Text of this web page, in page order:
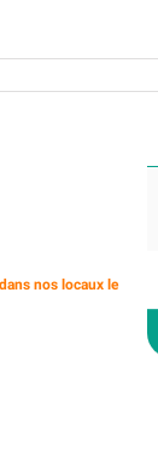
nos locaux le